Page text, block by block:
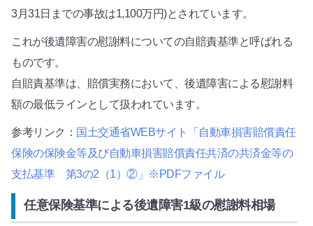
3月31日までの事故は1,100万円)とされています。
これが後遺障害の慰謝料についての自賠責基準と呼ばれる
ものです。
自賠責基準は、賠償実務において、後遺障害による慰謝料
額の最低ラインとして扱われています。
参考リンク： 国土交通省WEBサイト「自動車損害賠償責任
保険の保険金等及び自動車損害賠償責任共済の共済金等の
支払基準 第3の2（1）②」※PDFファイル
任意保険基準による後遺障害1級の慰謝料相場